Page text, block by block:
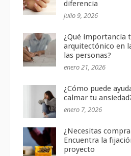
diferencia
julio 9, 2026
¿Qué importancia
arquitectónico en
las personas?
enero 21, 2026
¿Cómo puede
calmar tu
enero 7, 2026
¿Necesitas
Encuentra la
proyecto